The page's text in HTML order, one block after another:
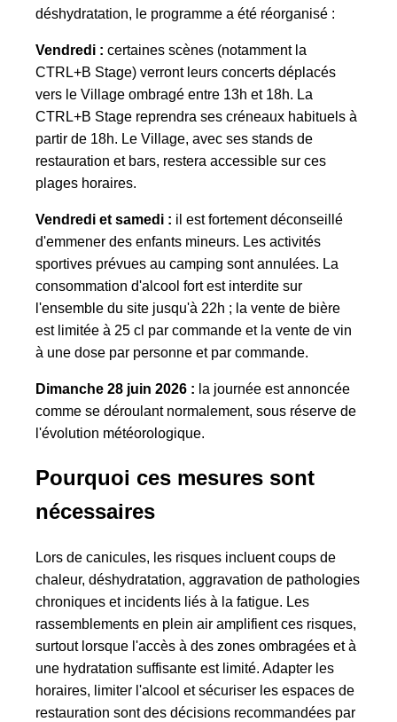
déshydratation, le programme a été réorganisé :
Vendredi : certaines scènes (notamment la
CTRL+B Stage) verront leurs concerts déplacés
vers le Village ombragé entre 13h et 18h. La
CTRL+B Stage reprendra ses créneaux habituels à
partir de 18h. Le Village, avec ses stands de
restauration et bars, restera accessible sur ces
plages horaires.
Vendredi et samedi : il est fortement déconseillé
d'emmener des enfants mineurs. Les activités
sportives prévues au camping sont annulées. La
consommation d'alcool fort est interdite sur
l'ensemble du site jusqu'à 22h ; la vente de bière
est limitée à 25 cl par commande et la vente de vin
à une dose par personne et par commande.
Dimanche 28 juin 2026 : la journée est annoncée
comme se déroulant normalement, sous réserve de
l'évolution météorologique.
Pourquoi ces mesures sont
nécessaires
Lors de canicules, les risques incluent coups de
chaleur, déshydratation, aggravation de pathologies
chroniques et incidents liés à la fatigue. Les
rassemblements en plein air amplifient ces risques,
surtout lorsque l'accès à des zones ombragées et à
une hydratation suffisante est limité. Adapter les
horaires, limiter l'alcool et sécuriser les espaces de
restauration sont des décisions recommandées par